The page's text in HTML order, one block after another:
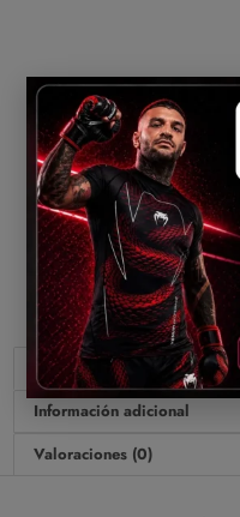
Descripción
Información adicional
Valoraciones (0)